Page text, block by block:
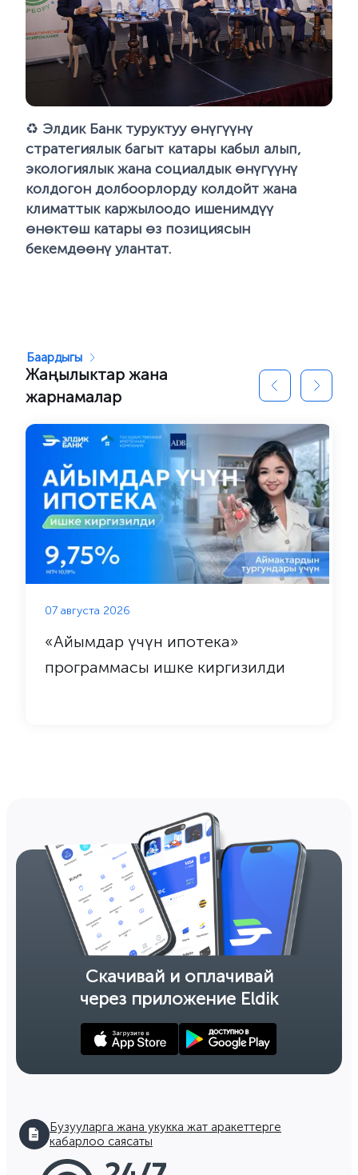
♻️ Элдик Банк туруктуу өнүгүүнү
стратегиялык багыт катары кабыл алып,
экологиялык жана социалдык өнүгүүнү
колдогон долбоорлорду колдойт жана
климаттык каржылоодо ишенимдүү
өнөктөш катары өз позициясын
бекемдөөнү улантат.
Жаңылыктар жана
жарнамалар
Баардыгы
07 августа 2026
«Айымдар үчүн ипотека»
программасы ишке киргизилди
Скачивай и оплачивай
через приложение Eldik
Бузууларга жана укукка жат аракеттерге
кабарлоо саясаты